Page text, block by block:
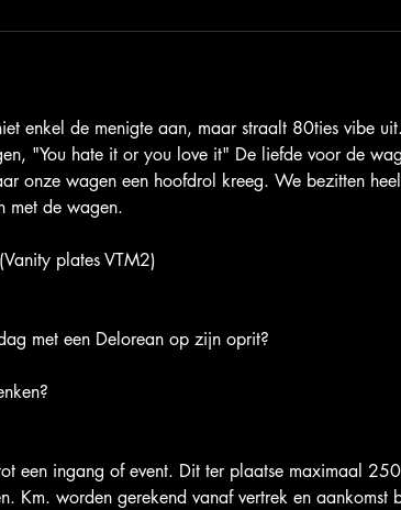
enkel de menigte aan, maar straalt 80ties vibe
"You hate it or you love it" De liefde voor de
onze wagen een hoofdrol kreeg. We bezitten
met de wagen.
plates VTM2)
met een Delorean op zijn oprit?
een ingang of event. Dit ter plaatse maximaal
Km. worden gerekend vanaf vertrek en aankomst